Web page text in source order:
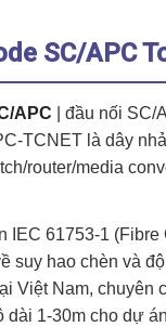
SC/APC
APC | đầu nối SC/
TCNET là dây
router/media
61753-1 (Fibre
suy hao chèn và
Việt Nam, chuyên
1-30m cho dự